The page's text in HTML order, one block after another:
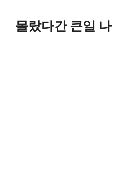
몰랐다간 큰일 나